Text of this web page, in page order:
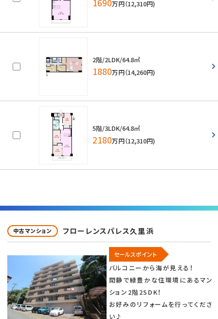
1690万円（12,310円)
2階/2LDK/64.8㎡
1880万円（14,260円)
5階/3LDK/64.8㎡
2180万円（12,310円)
中古マンション フローレンスパレス久里浜
セールスポイント
バルコニーから海が見える！
閑静で緑豊かな住環境にあるマン
ション2階2SDK！
お好みのリフォームを行ってくださ
い♪